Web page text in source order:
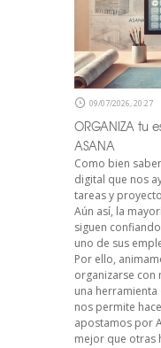
09/07/2026, 20:27
ORGANIZA tu
ASANA
Como bien
digital que nos
tareas y
Aún así, la
siguen
uno de sus
Por ello,
organizarse con
una herramienta
nos permite
apostamos por
mejor que otras